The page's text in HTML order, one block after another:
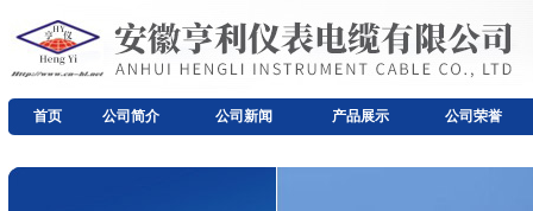
首页 公司简介 公司新闻 产品展示 公司荣誉